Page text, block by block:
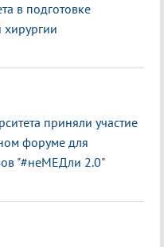
в подготовке
приняли участие
форуме для
"#неМЕДли 2.0"